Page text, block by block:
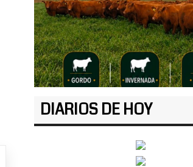
DIARIOS DE HOY